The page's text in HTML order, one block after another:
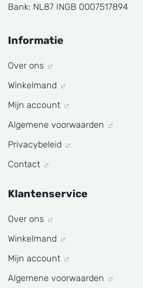
Bank: NL87 INGB 0007517894
Informatie
Over ons
Winkelmand
Mijn account
Algemene voorwaarden
Privacybeleid
Contact
Klantenservice
Over ons
Winkelmand
Mijn account
Algemene voorwaarden